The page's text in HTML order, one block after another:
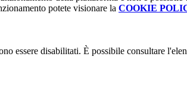
potete visionare la COOKIE
essere disabilitati. È possibile consultare